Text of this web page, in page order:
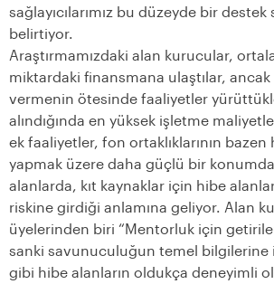
sağlayıcılarımız bu düzeyde bir destek
belirtiyor.
Araştırmamızdaki alan kurucular,
miktardaki finansmana ulaştılar,
vermenin ötesinde faaliyetler
alındığında en yüksek işletme
ek faaliyetler, fon ortaklıklarının bazen
yapmak üzere daha güçlü bir
alanlarda, kıt kaynaklar için hibe
riskine girdiği anlamına geliyor. Alan
üyelerinden biri “Mentorluk için
sanki savunuculuğun temel bilgilerine
gibi hibe alanların oldukça deneyimli